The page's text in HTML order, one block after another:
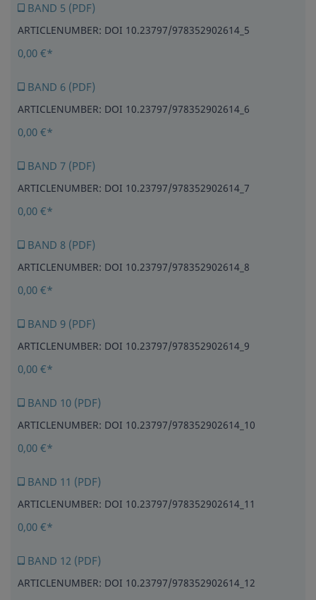
BAND 5 (PDF)
ARTICLENUMBER: DOI 10.23797/978352902614_5
0,00 €*
BAND 6 (PDF)
ARTICLENUMBER: DOI 10.23797/978352902614_6
0,00 €*
BAND 7 (PDF)
ARTICLENUMBER: DOI 10.23797/978352902614_7
0,00 €*
BAND 8 (PDF)
ARTICLENUMBER: DOI 10.23797/978352902614_8
0,00 €*
BAND 9 (PDF)
ARTICLENUMBER: DOI 10.23797/978352902614_9
0,00 €*
BAND 10 (PDF)
ARTICLENUMBER: DOI 10.23797/978352902614_10
0,00 €*
BAND 11 (PDF)
ARTICLENUMBER: DOI 10.23797/978352902614_11
0,00 €*
BAND 12 (PDF)
ARTICLENUMBER: DOI 10.23797/978352902614_12